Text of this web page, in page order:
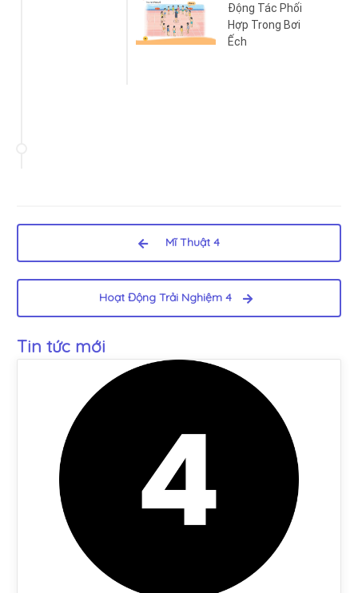
Động Tác Phối
Hợp Trong Bơi
Ếch
Mĩ Thuật 4
Hoạt Động Trải Nghiệm 4
Tin tức mới